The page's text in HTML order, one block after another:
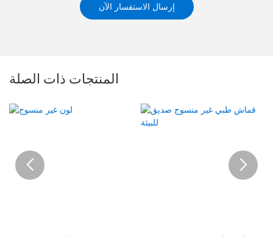
إرسال الاستفسار الآن
المنتجات ذات الصلة